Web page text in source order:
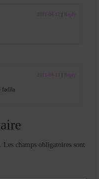
fadila
Les champs obligatoires sont